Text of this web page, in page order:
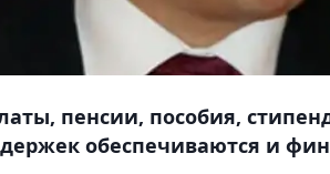
пенсии, пособия,
обеспечиваются и